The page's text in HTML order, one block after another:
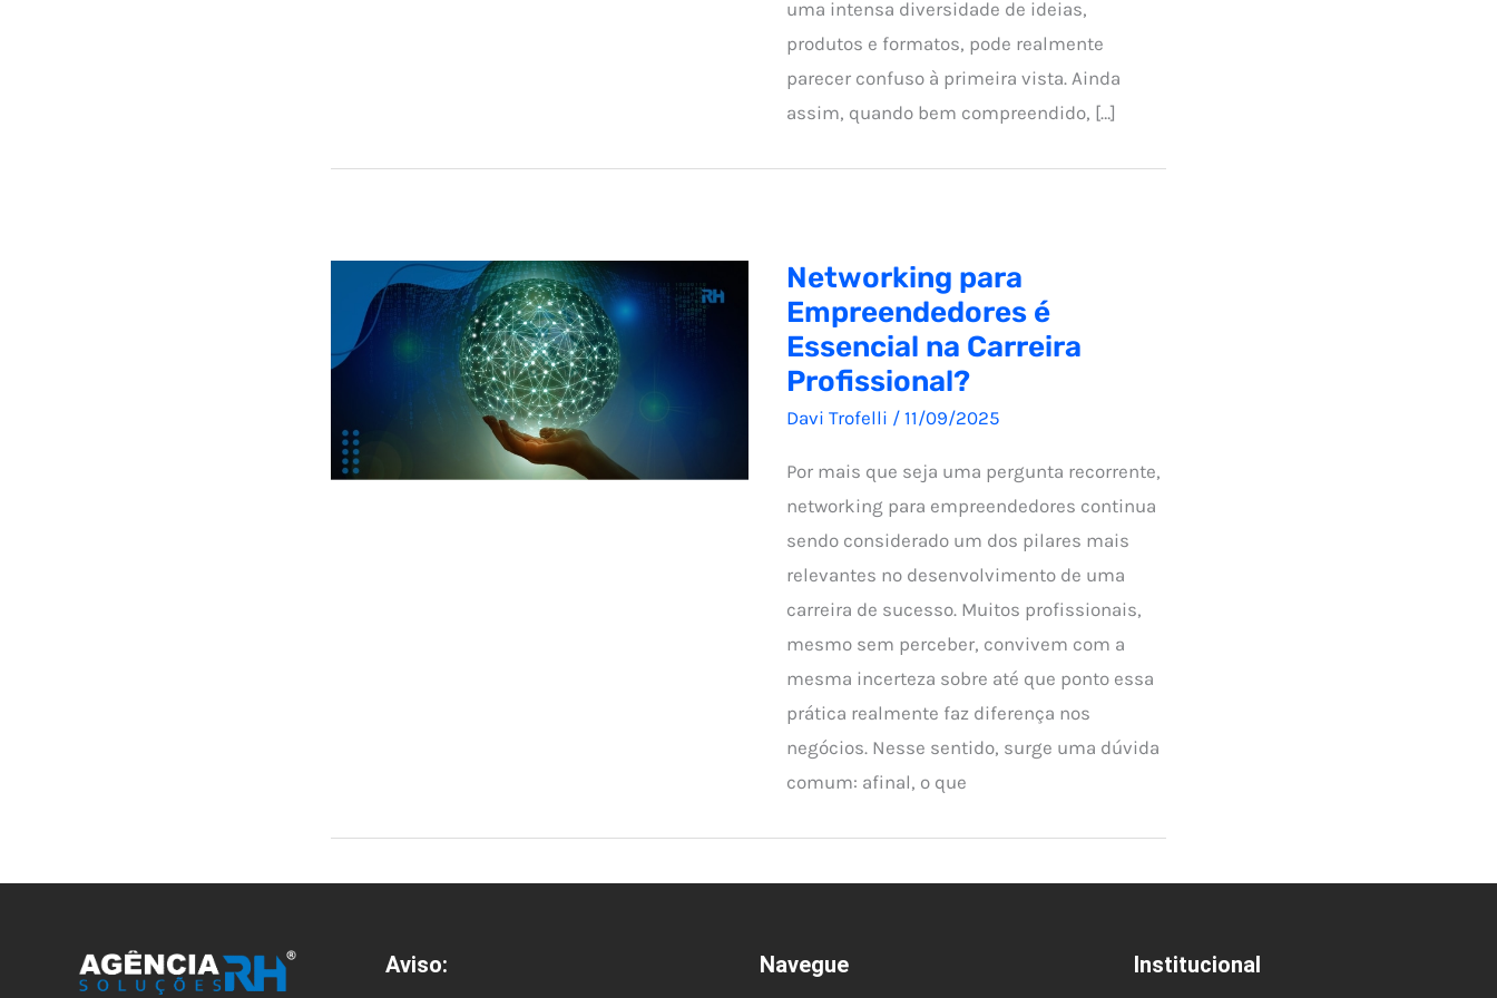
uma intensa diversidade de ideias,
produtos e formatos, pode realmente
parecer confuso à primeira vista. Ainda
assim, quando bem compreendido, […]
Networking para
Empreendedores é
Essencial na Carreira
Profissional?
Davi Trofelli / 11/09/2025
Por mais que seja uma pergunta recorrente,
networking para empreendedores continua
sendo considerado um dos pilares mais
relevantes no desenvolvimento de uma
carreira de sucesso. Muitos profissionais,
mesmo sem perceber, convivem com a
mesma incerteza sobre até que ponto essa
prática realmente faz diferença nos
negócios. Nesse sentido, surge uma dúvida
comum: afinal, o que
Aviso: Navegue Institucional